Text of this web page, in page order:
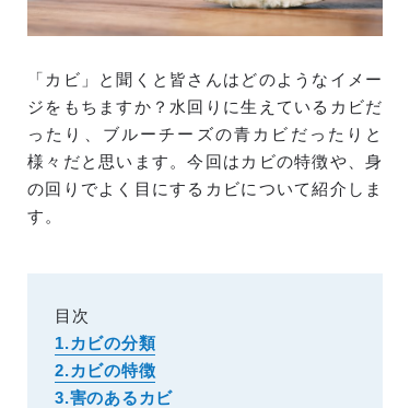
「カビ」と聞くと皆さんはどのようなイメー
ジをもちますか？水回りに生えているカビだ
ったり、ブルーチーズの青カビだったりと
様々だと思います。今回はカビの特徴や、身
の回りでよく目にするカビについて紹介しま
す。
目次
1.カビの分類
2.カビの特徴
3.害のあるカビ